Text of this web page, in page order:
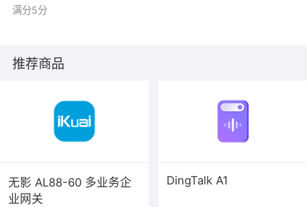
满分5分
推荐商品
无影 AL88-60 多业务企
业网关
DingTalk A1